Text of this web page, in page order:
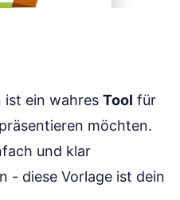
ist ein wahres Tool für
möchten.
und klar
- diese Vorlage ist dein